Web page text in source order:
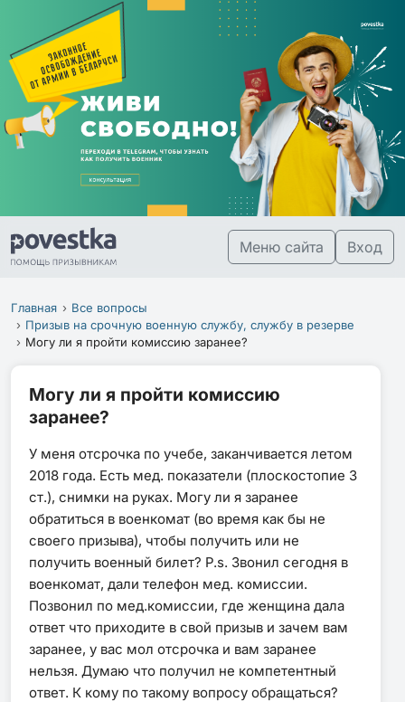
Меню сайта Вход
Главная
Все вопросы
Призыв на срочную военную службу, службу в резерве
Могу ли я пройти комиссию заранее?
Могу ли я пройти комиссию
заранее?
У меня отсрочка по учебе, заканчивается летом
2018 года. Есть мед. показатели (плоскостопие 3
ст.), снимки на руках. Могу ли я заранее
обратиться в военкомат (во время как бы не
своего призыва), чтобы получить или не
получить военный билет? P.s. Звонил сегодня в
военкомат, дали телефон мед. комиссии.
Позвонил по мед.комиссии, где женщина дала
ответ что приходите в свой призыв и зачем вам
заранее, у вас мол отсрочка и вам заранее
нельзя. Думаю что получил не компетентный
ответ. К кому по такому вопросу обращаться?